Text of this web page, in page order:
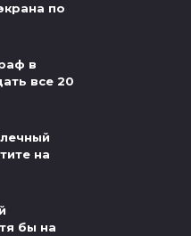
по
в
все 20
на
бы на